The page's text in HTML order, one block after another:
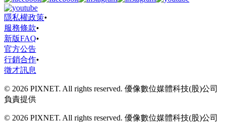
隱私權政策•
服務條款•
新版FAQ•
官方公告
行銷合作•
徵才訊息
© 2026 PIXNET. All rights reserved. 優像數位媒體科技(股)公司
負責提供
© 2026 PIXNET. All rights reserved. 優像數位媒體科技(股)公司